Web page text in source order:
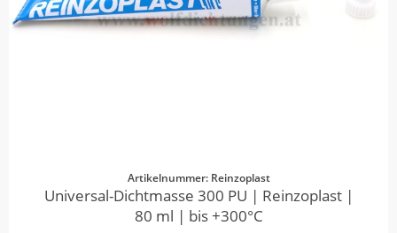
Artikelnummer: Reinzoplast
Universal-Dichtmasse 300 PU | Reinzoplast |
80 ml | bis +300°C